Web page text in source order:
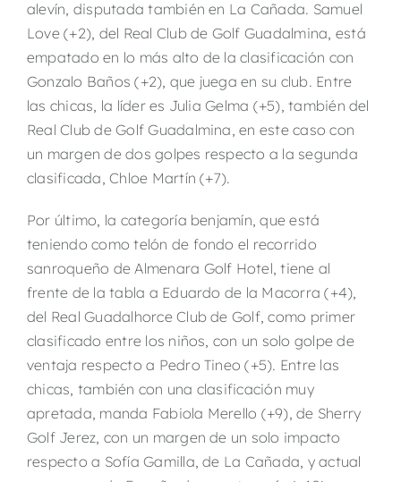
alevín, disputada también en La Cañada. Samuel
Love (+2), del Real Club de Golf Guadalmina, está
empatado en lo más alto de la clasificación con
Gonzalo Baños (+2), que juega en su club. Entre
las chicas, la líder es Julia Gelma (+5), también del
Real Club de Golf Guadalmina, en este caso con
un margen de dos golpes respecto a la segunda
clasificada, Chloe Martín (+7).
Por último, la categoría benjamín, que está
teniendo como telón de fondo el recorrido
sanroqueño de Almenara Golf Hotel, tiene al
frente de la tabla a Eduardo de la Macorra (+4),
del Real Guadalhorce Club de Golf, como primer
clasificado entre los niños, con un solo golpe de
ventaja respecto a Pedro Tineo (+5). Entre las
chicas, también con una clasificación muy
apretada, manda Fabiola Merello (+9), de Sherry
Golf Jerez, con un margen de un solo impacto
respecto a Sofía Gamilla, de La Cañada, y actual